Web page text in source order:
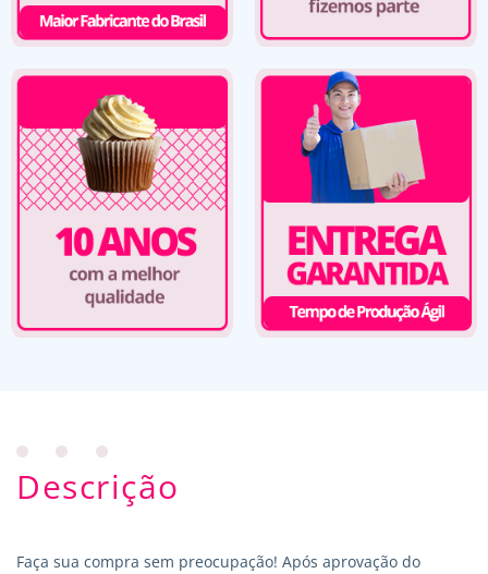
Descrição
Faça sua compra sem preocupação! Após aprovação do